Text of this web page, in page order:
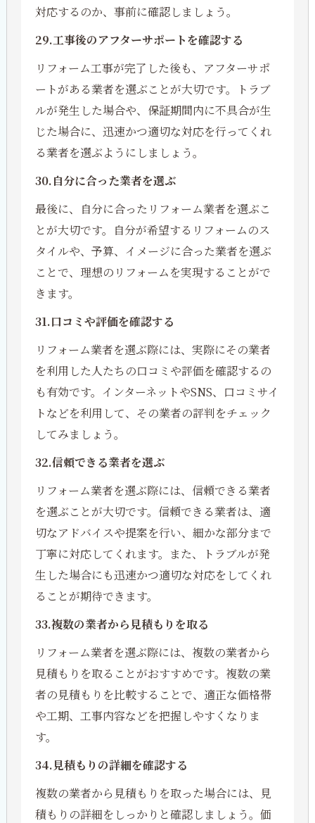
対応するのか、事前に確認しましょう。
29.工事後のアフターサポートを確認する
リフォーム工事が完了した後も、アフターサポ
ートがある業者を選ぶことが大切です。トラブ
ルが発生した場合や、保証期間内に不具合が生
じた場合に、迅速かつ適切な対応を行ってくれ
る業者を選ぶようにしましょう。
30.自分に合った業者を選ぶ
最後に、自分に合ったリフォーム業者を選ぶこ
とが大切です。自分が希望するリフォームのス
タイルや、予算、イメージに合った業者を選ぶ
ことで、理想のリフォームを実現することがで
きます。
31.口コミや評価を確認する
リフォーム業者を選ぶ際には、実際にその業者
を利用した人たちの口コミや評価を確認するの
も有効です。インターネットやSNS、口コミサイ
トなどを利用して、その業者の評判をチェック
してみましょう。
32.信頼できる業者を選ぶ
リフォーム業者を選ぶ際には、信頼できる業者
を選ぶことが大切です。信頼できる業者は、適
切なアドバイスや提案を行い、細かな部分まで
丁寧に対応してくれます。また、トラブルが発
生した場合にも迅速かつ適切な対応をしてくれ
ることが期待できます。
33.複数の業者から見積もりを取る
リフォーム業者を選ぶ際には、複数の業者から
見積もりを取ることがおすすめです。複数の業
者の見積もりを比較することで、適正な価格帯
や工期、工事内容などを把握しやすくなりま
す。
34.見積もりの詳細を確認する
複数の業者から見積もりを取った場合には、見
積もりの詳細をしっかりと確認しましょう。価